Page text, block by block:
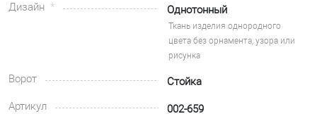
Дизайн
Однотонный
Ткань изделия однородного
цвета без орнамента, узора или
рисунка
Ворот
Стойка
Артикул
002-659